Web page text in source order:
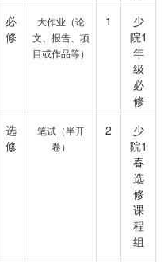
必
修
大作业（论
文、报告、项
目或作品等）
1
少
院1
年
级
必
修
选
修
笔试（半开
卷）
2
少
院1
春
选
修
课
程
组